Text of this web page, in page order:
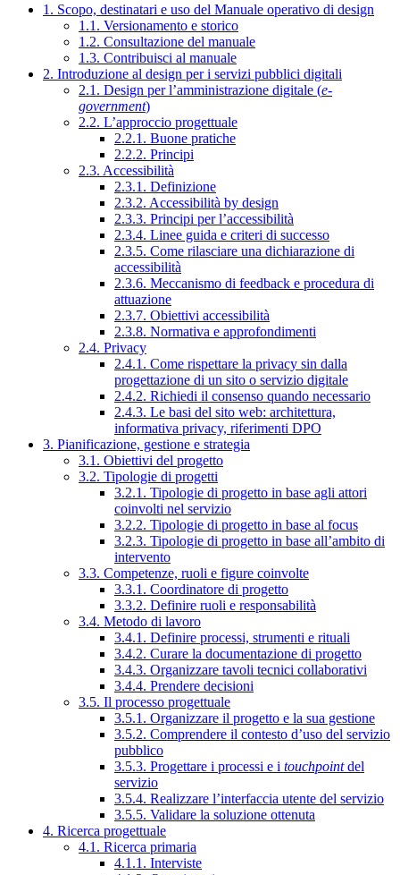
1. Scopo, destinatari e uso del Manuale operativo di design
1.1. Versionamento e storico
1.2. Consultazione del manuale
1.3. Contribuisci al manuale
2. Introduzione al design per i servizi pubblici digitali
2.1. Design per l’amministrazione digitale (e-
government)
2.2. L’approccio progettuale
2.2.1. Buone pratiche
2.2.2. Principi
2.3. Accessibilità
2.3.1. Definizione
2.3.2. Accessibilità by design
2.3.3. Principi per l’accessibilità
2.3.4. Linee guida e criteri di successo
2.3.5. Come rilasciare una dichiarazione di
accessibilità
2.3.6. Meccanismo di feedback e procedura di
attuazione
2.3.7. Obiettivi accessibilità
2.3.8. Normativa e approfondimenti
2.4. Privacy
2.4.1. Come rispettare la privacy sin dalla
progettazione di un sito o servizio digitale
2.4.2. Richiedi il consenso quando necessario
2.4.3. Le basi del sito web: architettura,
informativa privacy, riferimenti DPO
3. Pianificazione, gestione e strategia
3.1. Obiettivi del progetto
3.2. Tipologie di progetti
3.2.1. Tipologie di progetto in base agli attori
coinvolti nel servizio
3.2.2. Tipologie di progetto in base al focus
3.2.3. Tipologie di progetto in base all’ambito di
intervento
3.3. Competenze, ruoli e figure coinvolte
3.3.1. Coordinatore di progetto
3.3.2. Definire ruoli e responsabilità
3.4. Metodo di lavoro
3.4.1. Definire processi, strumenti e rituali
3.4.2. Curare la documentazione di progetto
3.4.3. Organizzare tavoli tecnici collaborativi
3.4.4. Prendere decisioni
3.5. Il processo progettuale
3.5.1. Organizzare il progetto e la sua gestione
3.5.2. Comprendere il contesto d’uso del servizio
pubblico
3.5.3. Progettare i processi e i touchpointdel
servizio
3.5.4. Realizzare l’interfaccia utente del servizio
3.5.5. Validare la soluzione ottenuta
4. Ricerca progettuale
4.1. Ricerca primaria
4.1.1. Interviste